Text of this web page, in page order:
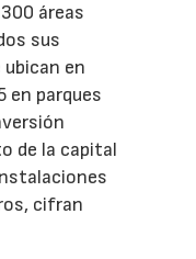
áreas
sus
en
en parques
de la capital
cifran